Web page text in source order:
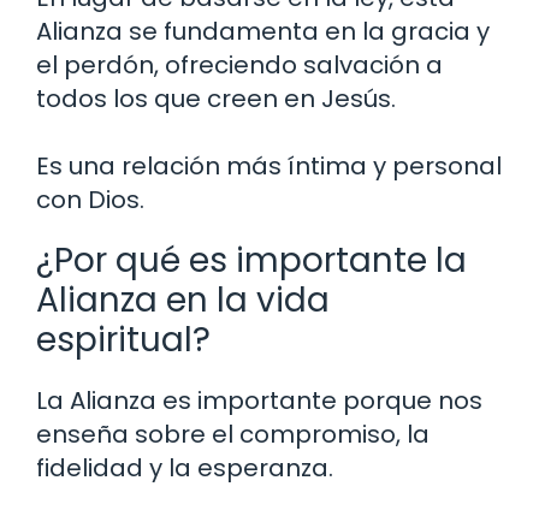
Alianza se fundamenta en la gracia y
el perdón, ofreciendo salvación a
todos los que creen en Jesús.
Es una relación más íntima y personal
con Dios.
¿Por qué es importante la
Alianza en la vida
espiritual?
La Alianza es importante porque nos
enseña sobre el compromiso, la
fidelidad y la esperanza.